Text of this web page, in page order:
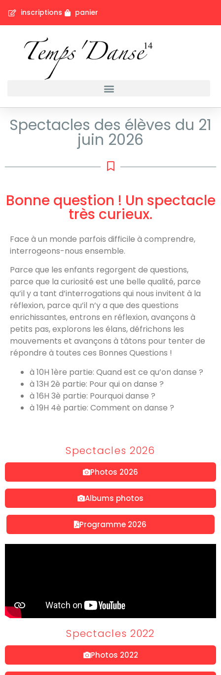
inscriptions panier
Spectacles des élèves du 21
juin 2026
Bonne question ! Un spectacle
très curieux.
Face à un monde parfois difficile à comprendre,
interrogeons-nous ensemble.
Parce que les enfants regorgent de questions,
parce que la curiosité est une belle qualité, parce
qu’il y a tant d’interrogations qui nous invitent à la
réflexion, parce qu’il n’y a que des questions
enrichissantes, entrons en réflexion, avançons à
petits pas, explorons les élans, défrichons les
mouvements et avançons à tâtons pour tenter de
répondre à toutes ces Bonnes Questions !
à 10H 1ère partie: Quand est ce qu’on danse ?
à 13H 2è partie: Pour qui on danse ?
à 16H 3è partie: Pourquoi danse ?
à 19H 4è partie: Comment on danse ?
Spectacles 2026
Photos 2026
Albums photos
Programme 2026
Spectacles 2022
Photos 2022